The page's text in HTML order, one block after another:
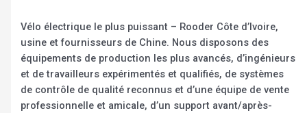
Vélo électrique le plus puissant – Rooder Côte d’Ivoire,
usine et fournisseurs de Chine. Nous disposons des
équipements de production les plus avancés, d’ingénieurs
et de travailleurs expérimentés et qualifiés, de systèmes
de contrôle de qualité reconnus et d’une équipe de vente
professionnelle et amicale, d’un support avant/après-